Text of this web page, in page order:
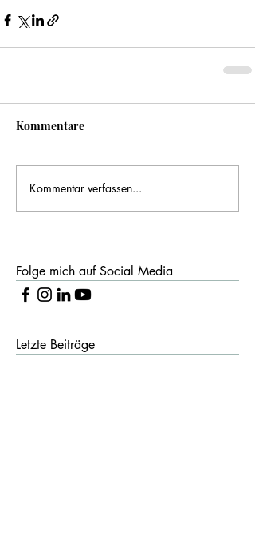
Kommentare
Kommentar verfassen...
Folge mich auf Social Media
Letzte Beiträge